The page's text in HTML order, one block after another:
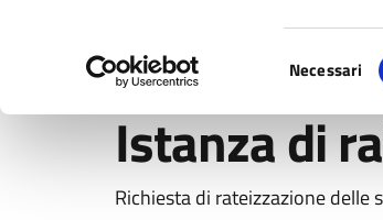
del
consenso
Necessari
Home / Amministrazione /
Istanza di
Richiesta di rateizzazione